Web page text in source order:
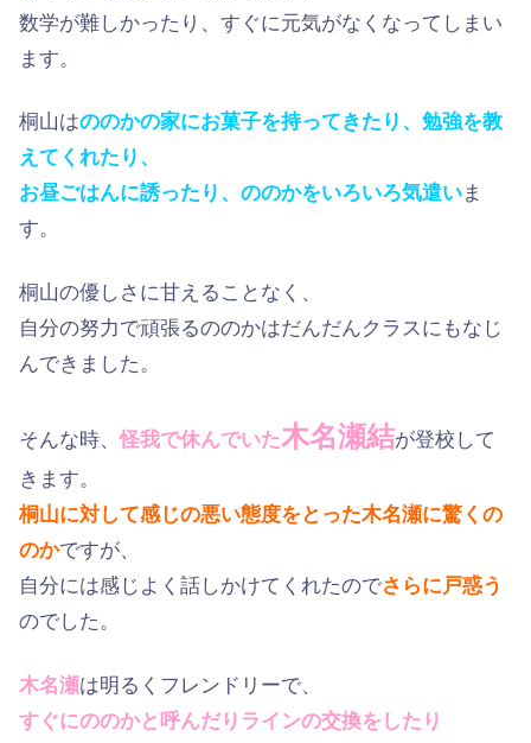
数学が難しかったり、すぐに元気がなくなってしまい
ます。
桐山はののかの家にお菓子を持ってきたり、勉強を教
えてくれたり、
お昼ごはんに誘ったり、ののかをいろいろ気遣いま
す。
桐山の優しさに甘えることなく、
自分の努力で頑張るののかはだんだんクラスにもなじ
んできました。
そんな時、怪我で休んでいた木名瀬結が登校して
きます。
桐山に対して感じの悪い態度をとった木名瀬に驚くの
のかですが、
自分には感じよく話しかけてくれたのでさらに戸惑う
のでした。
木名瀬は明るくフレンドリーで、
すぐにののかと呼んだりラインの交換をしたり